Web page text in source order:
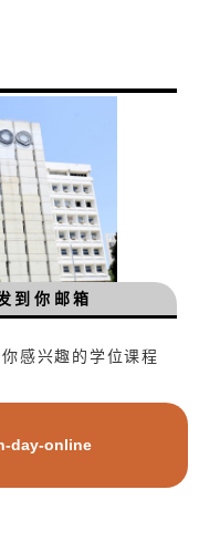
到你邮箱
感兴趣的学位课程
day-online